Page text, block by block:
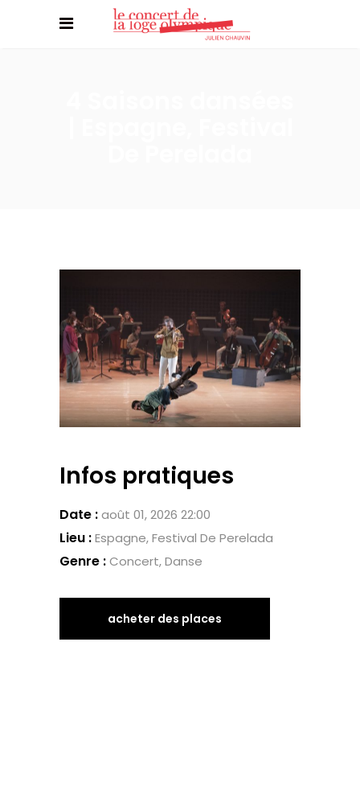
Infos pratiques
Date :août 01, 2026 22:00
Lieu :Espagne, Festival De Perelada
Genre :Concert, Danse
acheter des places